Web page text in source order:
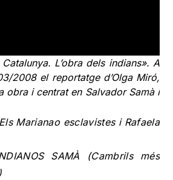
L’obra dels indians». A
2008 el reportatge d’Olga Miró,
obra i centrat en Salvador Samà i
Marianao esclavistes i Rafaela
SAMÀ (Cambrils més